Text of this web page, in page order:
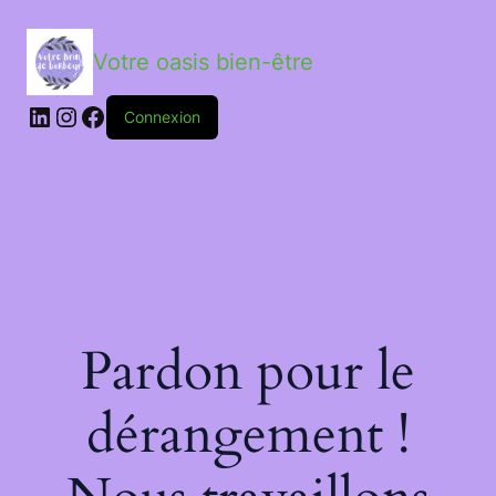
Votre oasis bien-être
LinkedIn
Instagram
Facebook
Connexion
Pardon pour le
dérangement !